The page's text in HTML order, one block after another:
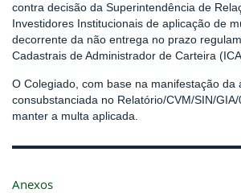
contra decisão da Superintendência de
Investidores Institucionais de aplicação de
decorrente da não entrega no prazo
Cadastrais de Administrador de Carteira
O Colegiado, com base na manifestação da
consubstanciada no Relatório/CVM/SIN/
manter a multa aplicada.
Anexos